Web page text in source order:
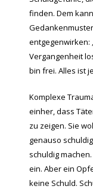
finden. Dem
entgegenwirken:
Vergangenheit
bin frei. Alles ist
Komplexe
einher, dass
zu zeigen. Sie
genauso
schuldig
ein. Aber ein
keine Schuld.